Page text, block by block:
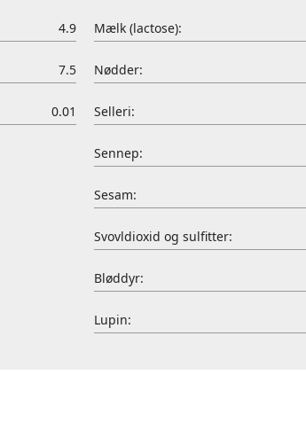
4.9
7.5
0.01
Mælk (lactose):
Nødder:
Selleri:
Sennep:
Sesam:
Svovldioxid og sulfitter:
Bløddyr:
Lupin: